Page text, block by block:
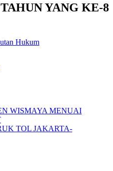
YANG KE-8
Hukum
WISMAYA MENUAI
TOL JAKARTA-